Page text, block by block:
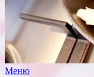
Меню